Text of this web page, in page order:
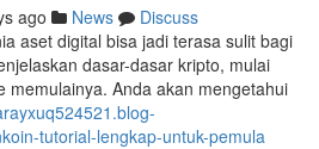
ago News
Discuss
aset digital bisa jadi terasa sulit bagi
dasar-dasar kripto, mulai
memulainya. Anda akan mengetahui
tutorial-lengkap-untuk-pemula